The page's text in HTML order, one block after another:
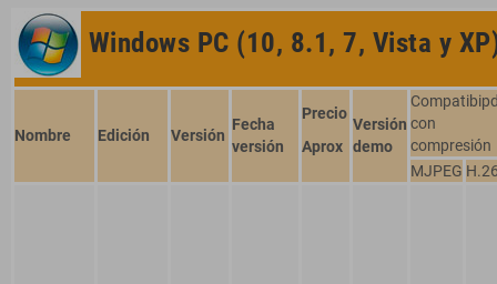
Windows PC (10, 8.1, 7, Vista y
Nombre Edición Versión
Fecha
versión
Precio
Aprox
Versión
demo
con
compresión
MJPEG